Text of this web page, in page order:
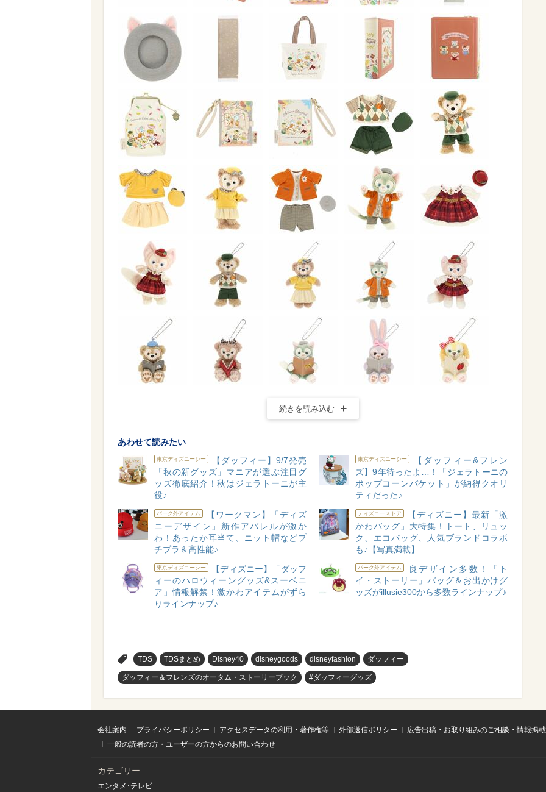
続きを読み込む
あわせて読みたい
東京ディズニーシー
【ダッフィー】9/7発売
「秋の新グッズ」マニアが選ぶ注目グ
ッズ徹底紹介！秋はジェラトーニが主
役♪
東京ディズニーシー
【ダッフィー&フレン
ズ】9年待ったよ…！「ジェラトーニの
ポップコーンバケット」が納得クオリ
ティだった♪
パーク外アイテム
【ワークマン】「ディズ
ニーデザイン」新作アパレルが激か
わ！あったか耳当て、ニット帽などプ
チプラ＆高性能♪
ディズニーストア
【ディズニー】最新「激
かわバッグ」大特集！トート、リュッ
ク、エコバッグ、人気ブランドコラボ
も♪【写真満載】
東京ディズニーシー
【ディズニー】「ダッフ
ィーのハロウィーングッズ&スーベニ
ア」情報解禁！激かわアイテムがずら
りラインナップ♪
パーク外アイテム
良デザイン多数！「ト
イ・ストーリー」バッグ＆お出かけグ
ッズがillusie300から多数ラインナップ♪
TDS TDSまとめ Disney40 disneygoods disneyfashion ダッフィー
ダッフィー＆フレンズのオータム・ストーリーブック #ダッフィーグッズ
会社案内 プライバシーポリシー アクセスデータの利用・著作権等 外部送信ポリシー
広告出稿・お取り組みのご相談・情報掲
一般の読者の方・ユーザーの方からのお問い合わせ
カテゴリー
エンタメ･テレビ